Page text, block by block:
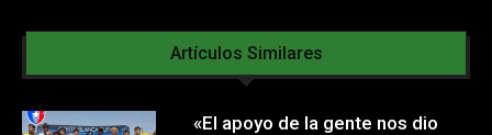
Artículos Similares
«El apoyo de la gente nos dio